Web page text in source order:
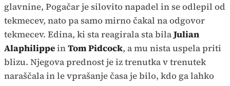
glavnine, Pogačar je silovito napadel in se odlepil od
tekmecev, nato pa samo mirno čakal na odgovor
tekmecev. Edina, ki sta reagirala sta bilaJulian
AlaphilippeinTom Pidcock, a mu nista uspela priti
blizu. Njegova prednost je iz trenutka v trenutek
naraščala in le vprašanje časa je bilo, kdo ga lahko